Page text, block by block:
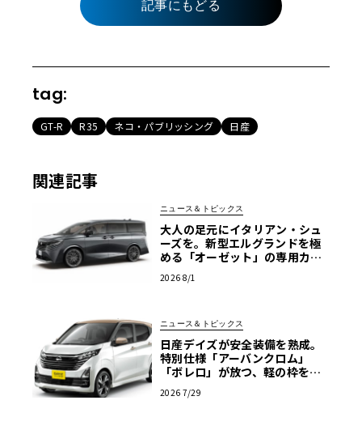
記事にもどる
tag:
GT-R R35 ネコ・パブリッシング 日産
関連記事
ニュース＆トピックス
大人の足元にイタリアン・シュ
ーズを。新型エルグランドを極
める「オーゼット」の専用カス
2026 8/1
ニュース＆トピックス
日産デイズが安全装備を熟成。
特別仕様「アーバンクロム」
「ボレロ」が放つ、軽の枠を超
2026 7/29